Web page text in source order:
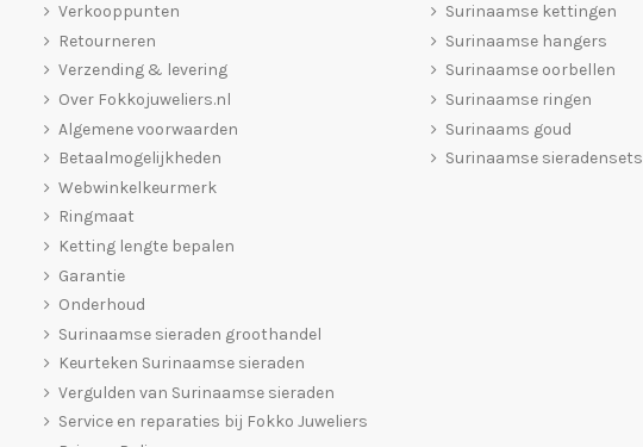
Verkooppunten
Retourneren
Verzending & levering
Over Fokkojuweliers.nl
Algemene voorwaarden
Betaalmogelijkheden
Webwinkelkeurmerk
Ringmaat
Ketting lengte bepalen
Garantie
Onderhoud
Surinaamse sieraden groothandel
Keurteken Surinaamse sieraden
Vergulden van Surinaamse sieraden
Service en reparaties bij Fokko Juweliers
Surinaamse kettingen
Surinaamse hangers
Surinaamse oorbellen
Surinaamse ringen
Surinaams goud
Surinaamse sieradensets